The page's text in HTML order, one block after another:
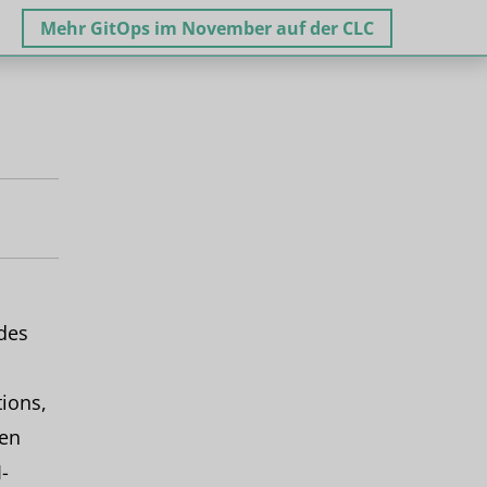
Mehr GitOps im November auf der CLC